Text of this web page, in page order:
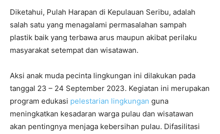
Diketahui, Pulah Harapan di Kepulauan Seribu, adalah
salah satu yang menagalami permasalahan sampah
plastik baik yang terbawa arus maupun akibat perilaku
masyarakat setempat dan wisatawan.
Aksi anak muda pecinta lingkungan ini dilakukan pada
tanggal 23 – 24 September 2023. Kegiatan ini merupakan
program edukasi pelestarian lingkungan guna
meningkatkan kesadaran warga pulau dan wisatawan
akan pentingnya menjaga kebersihan pulau. Difasilitasi